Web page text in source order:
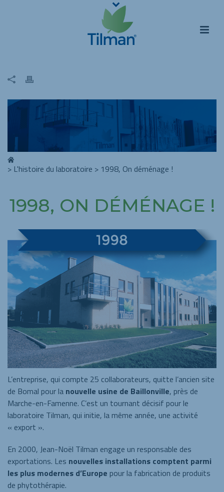
> L'histoire du laboratoire > 1998, On déménage !
1998, ON DÉMÉNAGE !
L’entreprise, qui compte 25 collaborateurs, quitte l’ancien site
de Bomal pour la nouvelle usine de Baillonville, près de
Marche-en-Famenne. C’est un tournant décisif pour le
laboratoire Tilman, qui initie, la même année, une activité
« export ».
En 2000, Jean-Noël Tilman engage un responsable des
exportations. Les nouvelles installations comptent parmi
les plus modernes d’Europe pour la fabrication de produits
de phytothérapie.